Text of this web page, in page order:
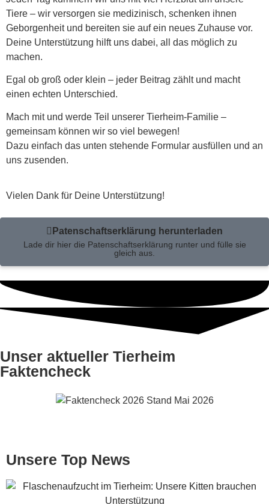
Tiere – wir versorgen sie medizinisch, schenken ihnen
Geborgenheit und bereiten sie auf ein neues Zuhause vor.
Deine Unterstützung hilft uns dabei, all das möglich zu
machen.
Egal ob groß oder klein – jeder Beitrag zählt und macht
einen echten Unterschied.
Mach mit und werde Teil unserer Tierheim-Familie –
gemeinsam können wir so viel bewegen!
Dazu einfach das unten stehende Formular ausfüllen und an
uns zusenden.
Vielen Dank für Deine Unterstützung!
Patenschaftserklärung herunterladen
Lade dir hier die Patenschaftserklärung runter und fülle sie
gleich aus.
Unser aktueller Tierheim
Faktencheck
Unsere Top News